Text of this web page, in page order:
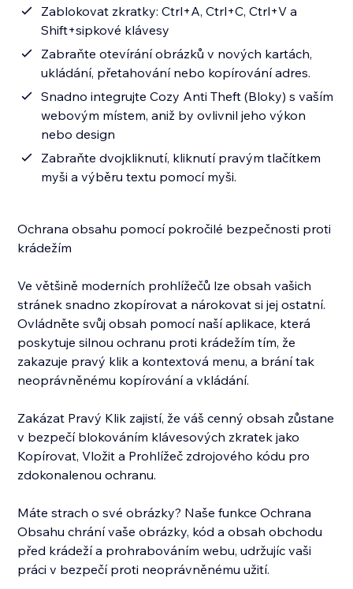
Zablokovat zkratky: Ctrl+A, Ctrl+C, Ctrl+V a
Shift+sipkové klávesy
Zabraňte otevírání obrázků v nových kartách,
ukládání, přetahování nebo kopírování adres.
Snadno integrujte Cozy Anti Theft (Bloky) s vaším
webovým místem, aniž by ovlivnil jeho výkon
nebo design
Zabraňte dvojkliknutí, kliknutí pravým tlačítkem
myši a výběru textu pomocí myši.
Ochrana obsahu pomocí pokročilé bezpečnosti proti
krádežím
Ve většině moderních prohlížečů lze obsah vašich
stránek snadno zkopírovat a nárokovat si jej ostatní.
Ovládněte svůj obsah pomocí naší aplikace, která
poskytuje silnou ochranu proti krádežím tím, že
zakazuje pravý klik a kontextová menu, a brání tak
neoprávněnému kopírování a vkládání.
Zakázat Pravý Klik zajistí, že váš cenný obsah zůstane
v bezpečí blokováním klávesových zkratek jako
Kopírovat, Vložit a Prohlížeč zdrojového kódu pro
zdokonalenou ochranu.
Máte strach o své obrázky? Naše funkce Ochrana
Obsahu chrání vaše obrázky, kód a obsah obchodu
před krádeží a prohrabováním webu, udržujíc vaši
práci v bezpečí proti neoprávněnému užití.